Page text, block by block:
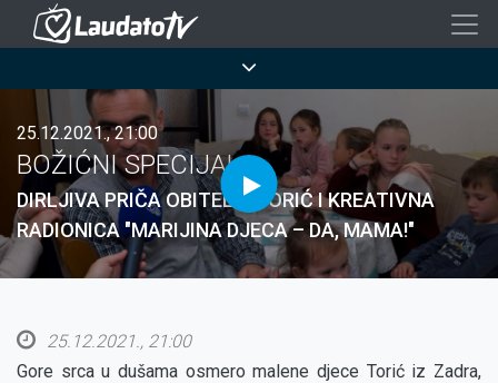
Skoči
sadržaj
25.12.2021., 21:00
BOŽIĆNI SPECIJAL
DIRLJIVA PRIČA OBITELJI TORIĆ I KREATIVNA
RADIONICA "MARIJINA DJECA – DA, MAMA!"
25.12.2021., 21:00
Gore srca u dušama osmero malene djece Torić iz Zadra,